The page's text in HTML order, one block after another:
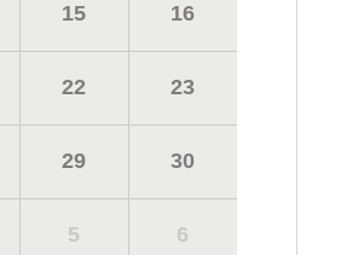
15 16
22 23
29 30
5 6